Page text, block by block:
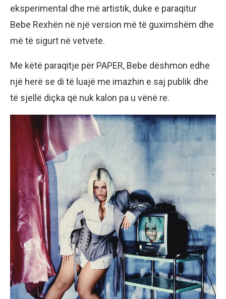
eksperimental dhe më artistik, duke e paraqitur
Bebe Rexhën në një version më të guximshëm dhe
më të sigurt në vetvete.
Me këtë paraqitje për PAPER, Bebe dëshmon edhe
një herë se di të luajë me imazhin e saj publik dhe
të sjellë diçka që nuk kalon pa u vënë re.